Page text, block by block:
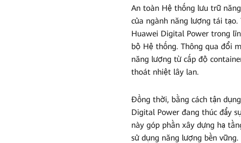
An toàn Hệ thống lưu trữ
của ngành năng lượng tái
Huawei Digital Power trong
bộ Hệ thống. Thông qua đổi
năng lượng từ cấp độ
thoát nhiệt lây lan.
Đồng thời, bằng cách tận
Digital Power đang thúc đẩy
này góp phần xây dựng hạ
sử dụng năng lượng bền vững.